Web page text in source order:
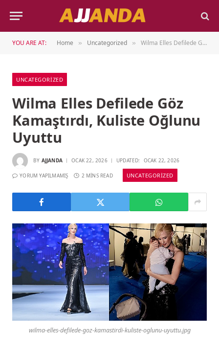
YOU ARE AT: Home » Uncategorized » Wilma Elles Defilede Göz Kamaştırdı, Kuliste Oğlunu Uyuttu
UNCATEGORIZED
Wilma Elles Defilede Göz
Kamaştırdı, Kuliste Oğlunu
Uyuttu
BY AJJANDA OCAK 22, 2026 UPDATED: OCAK 22, 2026
YORUM YAPILMAMIŞ 2 MINS READ UNCATEGORIZED
wilma-elles-defilede-goz-kamastirdi-kuliste-oglunu-uyuttu.jpg